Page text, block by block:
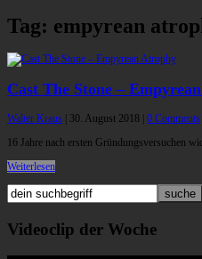
Tag: empyrean
Cast The Stone –
Walter Kraus 30. August 2018 0 Comments
16 Jahre nach ersten Gründungsversuchen
Weiterlesen
Videoclip der Woche